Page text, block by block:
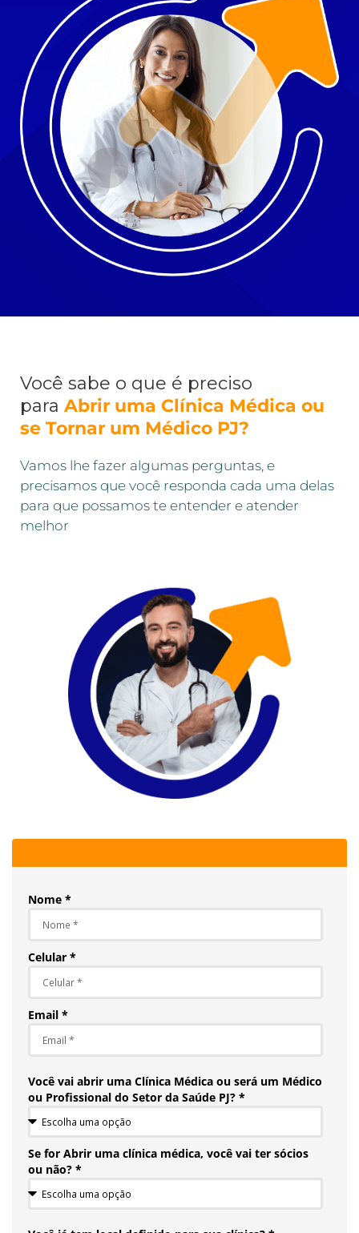
Você sabe o que é preciso
para Abrir uma Clínica Médica ou
se Tornar um Médico PJ?
Vamos lhe fazer algumas perguntas, e
precisamos que você responda cada uma delas
para que possamos te entender e atender
melhor
Nome *
Celular *
Email *
Você vai abrir uma Clínica Médica ou será um Médico
ou Profissional do Setor da Saúde PJ? *
Se for Abrir uma clínica médica, você vai ter sócios
ou não? *